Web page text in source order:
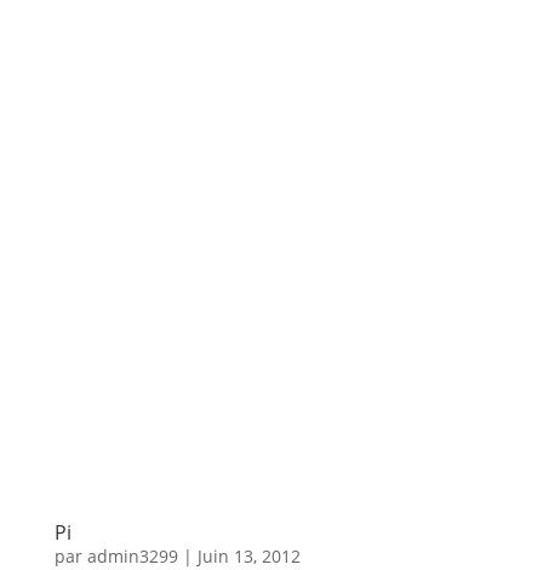
Pi
par admin3299| Juin 13, 2012